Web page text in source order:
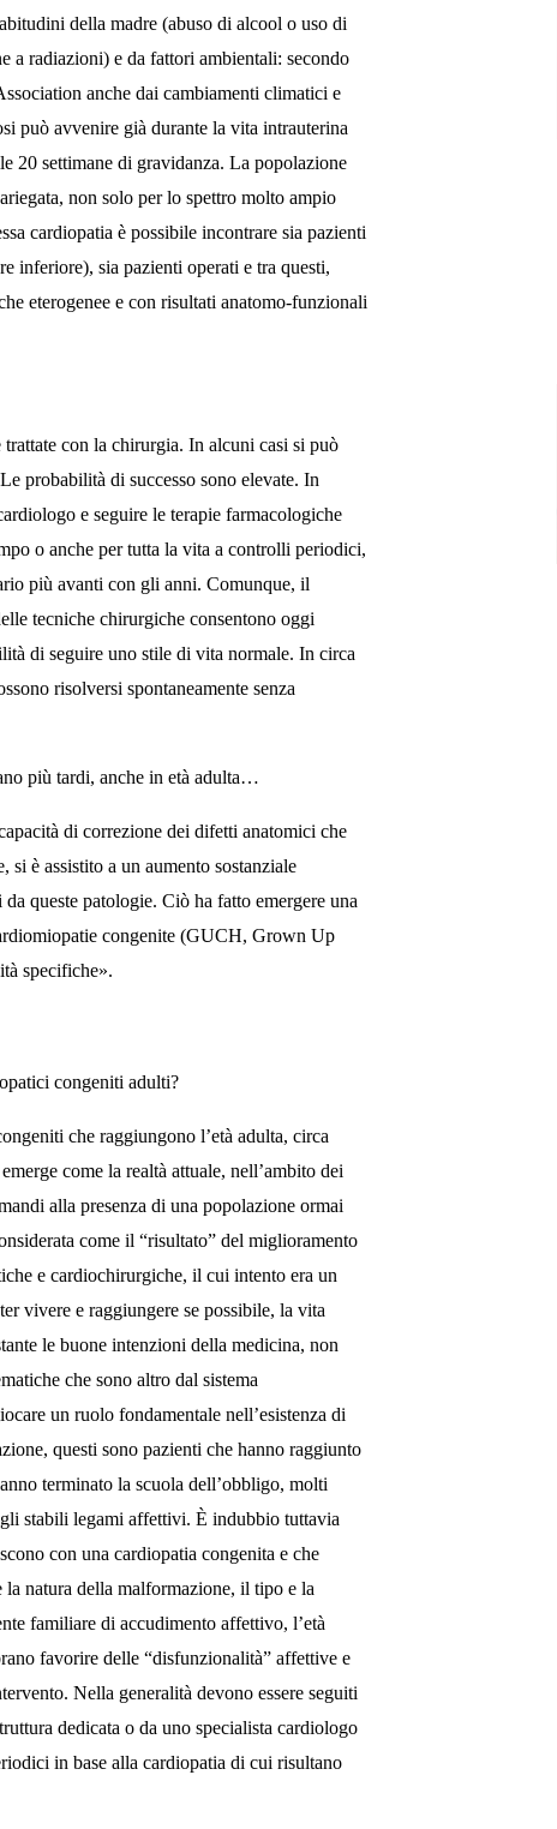
della madre (abuso di alcool o uso di
a radiazioni) e da fattori ambientali: secondo
anche dai cambiamenti climatici e
può avvenire già durante la vita intrauterina
20 settimane di gravidanza.La popolazione
non solo per lo spettro molto ampio
cardiopatia è possibile incontrare sia pazienti
inferiore), sia pazienti operati e tra questi,
eterogenee e con risultati anatomo-funzionali
con la chirurgia. In alcuni casi si può
probabilità di successo sono elevate. In
e seguire le terapie farmacologiche
o anche per tutta la vita a controlli periodici,
più avanti con gli anni. Comunque, il
tecniche chirurgiche consentono oggi
di seguire uno stile di vita normale. In circa
risolversi spontaneamente senza
più tardi, anche in età adulta…
di correzione dei difetti anatomici che
si è assistito a un aumento sostanziale
queste patologie. Ciò ha fatto emergere una
congenite (GUCH, Grown Up
specifiche».
congeniti adulti?
che raggiungono l’età adulta, circa
come la realtà attuale, nell’ambito dei
alla presenza di una popolazione ormai
come il “risultato” del miglioramento
e cardiochirurgiche, il cui intento era un
vivere e raggiungere se possibile, la vita
le buone intenzioni della medicina, non
che sono altro dal sistema
un ruolo fondamentale nell’esistenza di
questi sono pazienti che hanno raggiunto
terminato la scuola dell’obbligo, molti
stabili legami affettivi. È indubbio tuttavia
con una cardiopatia congenita e che
natura della malformazione, il tipo e la
familiare di accudimento affettivo, l’età
favorire delle “disfunzionalità” affettive e
Nella generalità devono essere seguiti
dedicata o da uno specialista cardiologo
in base alla cardiopatia di cui risultano